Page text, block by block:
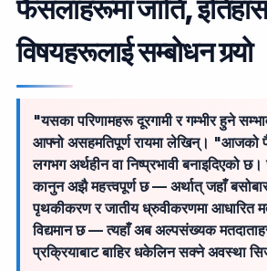
फैसलाहरूमा जाति,
विषयहरूलाई सम्बोधन गर्‍यो
"यसका परिणामहरू दूरगामी र गम्भीर हुने
आफ्नो असहमतिपूर्ण रायमा लेखिन्।
लगभग अर्थहीन वा निष्प्रभावी बनाइदिएको
कानुन अझै महत्त्वपूर्ण छ — अर्थात् जहाँ
पृथकीकरण र जातीय ध्रुवीकरणमा आधारित
विद्यमान छ — त्यहाँ अब अल्पसंख्यक
प्रक्रियाबाट बाहिर धकेलिन सक्ने अवस्था